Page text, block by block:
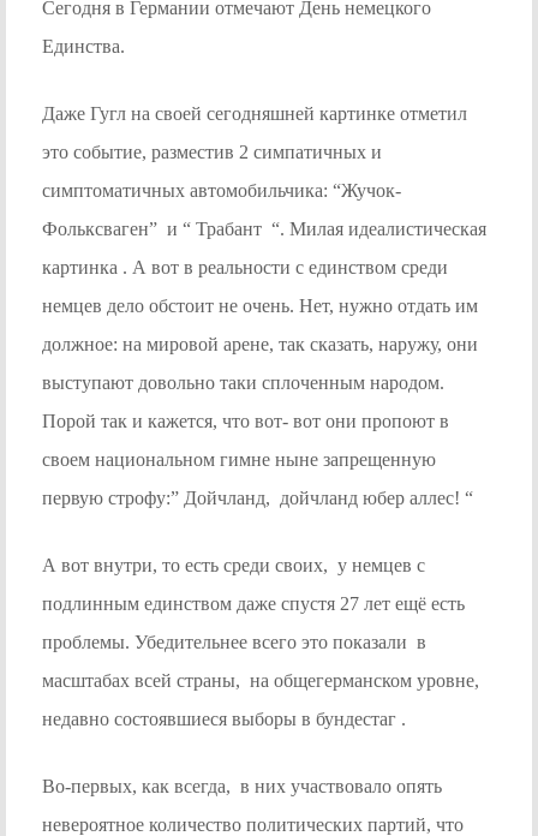
Сегодня в Германии отмечают День немецкого
Единства.
Даже Гугл на своей сегодняшней картинке отметил
это событие, разместив 2 симпатичных и
симптоматичных автомобильчика: “Жучок-
Фольксваген” и “ Трабант “. Милая идеалистическая
картинка . А вот в реальности с единством среди
немцев дело обстоит не очень. Нет, нужно отдать им
должное: на мировой арене, так сказать, наружу, они
выступают довольно таки сплоченным народом.
Порой так и кажется, что вот- вот они пропоют в
своем национальном гимне ныне запрещенную
первую строфу:” Дойчланд, дойчланд юбер аллес! “
А вот внутри, то есть среди своих, у немцев с
подлинным единством даже спустя 27 лет ещё есть
проблемы. Убедительнее всего это показали в
масштабах всей страны, на общегерманском уровне,
недавно состоявшиеся выборы в бундестаг .
Во-первых, как всегда, в них участвовало опять
невероятное количество политических партий, что